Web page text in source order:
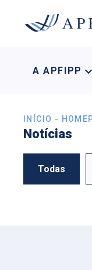
A APFIPP
INÍCIO -
Notícias
Todas